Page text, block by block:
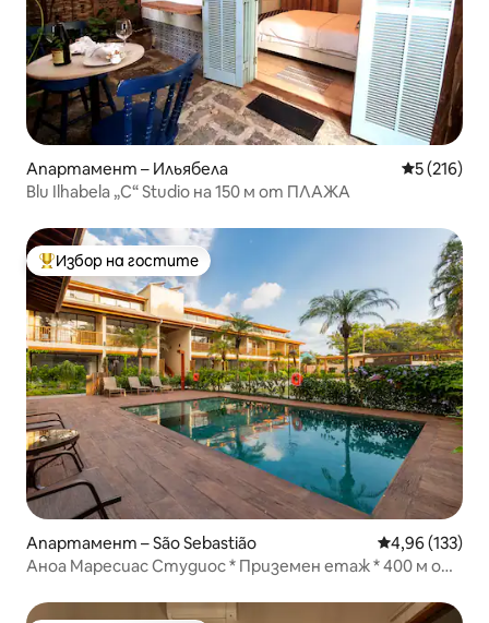
Апартамент – Ильябела Средна
5 (216)
Blu Ilhabela „C“ Studio на 150 м от ПЛАЖА
Най-популярен избор на гостите
Избор на гостите
Апартамент – São Sebastião Средна
4,96 (133)
Аноа Маресиас Студиос * Приземен етаж * 400 м от